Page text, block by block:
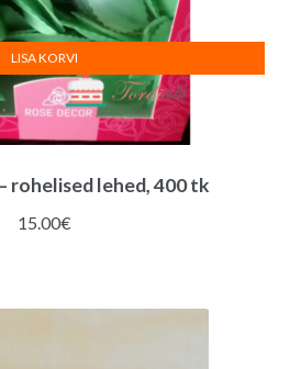
rohelised lehed, 400 tk
15.00€
LISA KORVI